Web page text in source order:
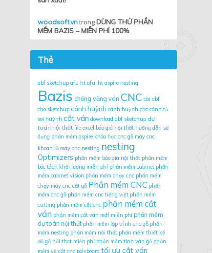
woodsoft.vntrongDÙNG THỬ PHẦN
MỀM BAZIS – MIỄN PHÍ 100%
Thẻ
abf sketchup afu ht afu_ht aspire nesting
Bazis chống văng ván CNC cài abf
cho sketchup cánh huỳnh cánh huỳnh cnc cánh tủ
soi huỳnh cắt ván download abf sketchup dự
toán nội thất file excel báo giá nội thất hướng dẫn sử
dụng phần mềm aspire khóa học cnc gỗ máy cnc
khoan lỗ máy cnc nesting nesting
Optimizers phần mềm báo giá nội thất phần mềm
bóc tách khối lượng miễn phí phần mềm cabinet phần
mềm cabinet vision phần mềm chạy cnc phần mềm
chạy máy cnc cắt gỗ Phần mềm CNC phần
mềm cnc gỗ phần mềm cnc tiếng việt phần mềm
cutting phần mềm cắt cnc phần mềm cắt
ván phần mềm cắt ván mdf miễn phí phần mềm
dự toán nội thất phần mềm lập trình cnc gỗ phần
mềm nesting phần mềm nội thất phần mềm thiết kế
đồ gỗ nội that miễn phí phần mềm tính ván gỗ phần
mềm vẽ cắt cnc polyboard tối ưu cắt ván